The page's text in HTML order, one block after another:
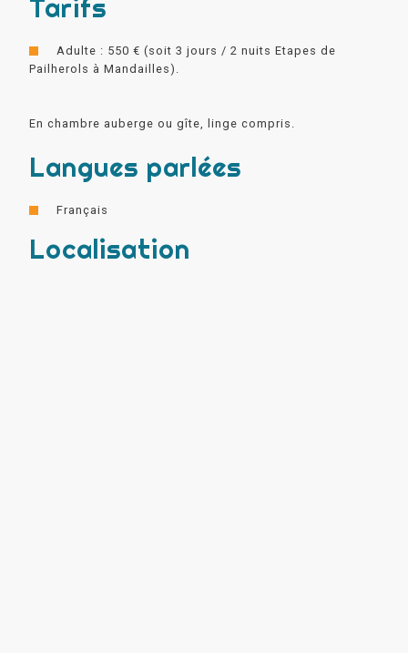
Tarifs
Adulte : 550 € (soit 3 jours / 2 nuits Etapes de
Pailherols à Mandailles).
En chambre auberge ou gîte, linge compris.
Langues parlées
Français
Localisation